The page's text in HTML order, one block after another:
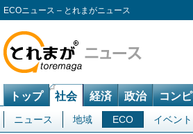
ECOニュース – とれまがニュース
トップ 社会 経済 政治 コン
ニュース 地域 ECO イベント